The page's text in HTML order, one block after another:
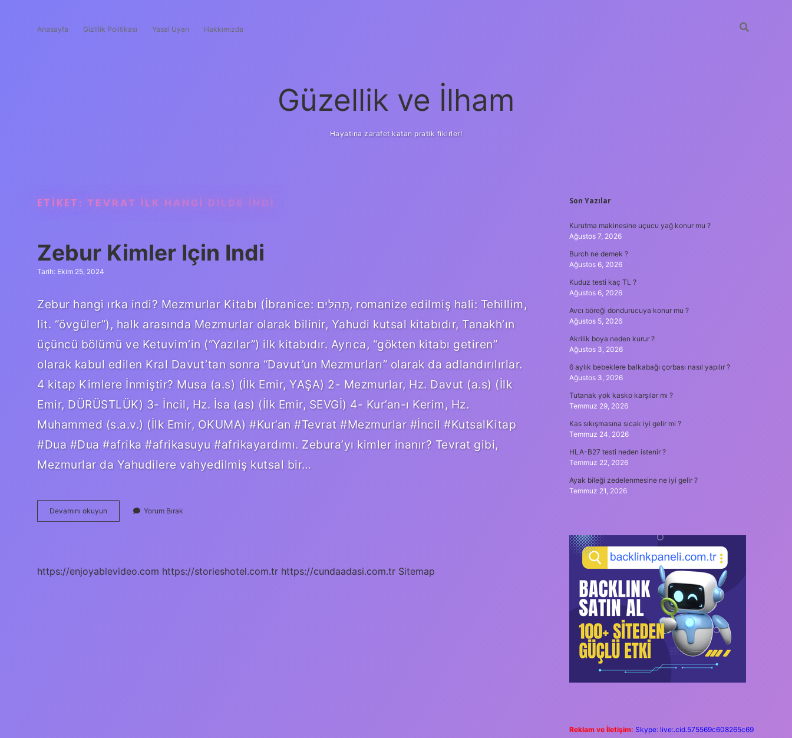
Anasayfa Gizlilik Politikası Yasal Uyarı Hakkımızda
Güzellik ve İlham
Hayatına zarafet katan pratik fikirler!
ETIKET: TEVRAT ILK HANGI DILDE INDI
Zebur Kimler Için Indi
Tarih: Ekim 25, 2024
Zebur hangi ırka indi? Mezmurlar Kitabı (İbranice: תְּהִלִּים‎, romanize edilmiş hali: Tehillim,
lit. “övgüler”), halk arasında Mezmurlar olarak bilinir, Yahudi kutsal kitabıdır, Tanakh’ın
üçüncü bölümü ve Ketuvim’in (“Yazılar”) ilk kitabıdır. Ayrıca, “gökten kitabı getiren”
olarak kabul edilen Kral Davut’tan sonra “Davut’un Mezmurları” olarak da adlandırılırlar.
4 kitap Kimlere İnmiştir? Musa (a.s) (İlk Emir, YAŞA) 2- Mezmurlar, Hz. Davut (a.s) (İlk
Emir, DÜRÜSTLÜK) 3- İncil, Hz. İsa (as) (İlk Emir, SEVGİ) 4- Kur’an-ı Kerim, Hz.
Muhammed (s.a.v.) (İlk Emir, OKUMA) #Kur’an #Tevrat #Mezmurlar #İncil #KutsalKitap
#Dua #Dua #afrika #afrikasuyu #afrikayardımı. Zebura’yı kimler inanır? Tevrat gibi,
Mezmurlar da Yahudilere vahyedilmiş kutsal bir…
Devamını okuyun
Kimler
Yorum Bırak
https://enjoyablevideo.com https://storieshotel.com.tr https://cundaadasi.com.tr Sitemap
SIDEBAR
Son Yazılar
Kurutma makinesine uçucu yağ konur mu ?
Ağustos 7, 2026
Burch ne demek ?
Ağustos 6, 2026
Kuduz testi kaç TL ?
Ağustos 6, 2026
Avcı böreği dondurucuya konur mu ?
Ağustos 5, 2026
Akrilik boya neden kurur ?
Ağustos 3, 2026
6 aylık bebeklere balkabağı çorbası nasıl yapılır ?
Ağustos 3, 2026
Tutanak yok kasko karşılar mı ?
Temmuz 29, 2026
Kas sıkışmasına sıcak iyi gelir mi ?
Temmuz 24, 2026
HLA-B27 testi neden istenir ?
Temmuz 22, 2026
Ayak bileği zedelenmesine ne iyi gelir ?
Temmuz 21, 2026
Reklam ve İletişim: Skype: live:.cid.575569c608265c69
güvenilir bahis siteleriilbet giriş adresi